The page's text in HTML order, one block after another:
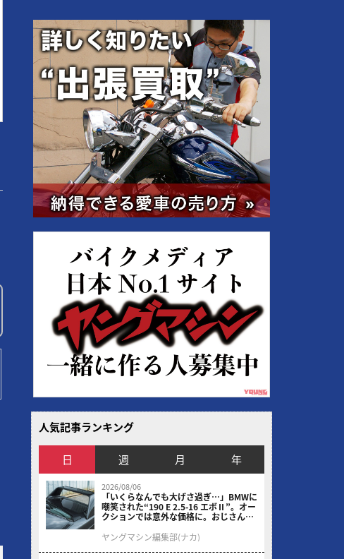
人気記事ランキング
日 週 月 年
2026/08/06
「いくらなんでも大げさ過ぎ…」BMWに
嘲笑された“190 E 2.5-16 エボⅡ”。オー
クションでは意外な価格に。おじさん達
ヤングマシン編集部(ナカ)